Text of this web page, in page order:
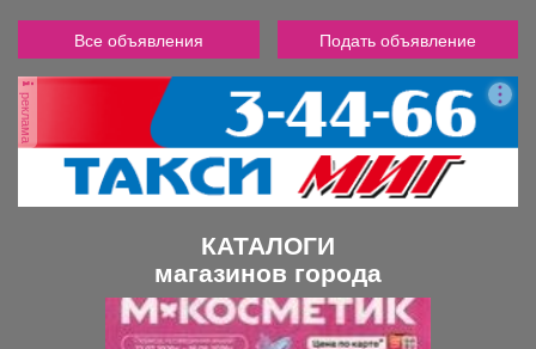
Все объявления Подать объявление
реклама
КАТАЛОГИ
магазинов города